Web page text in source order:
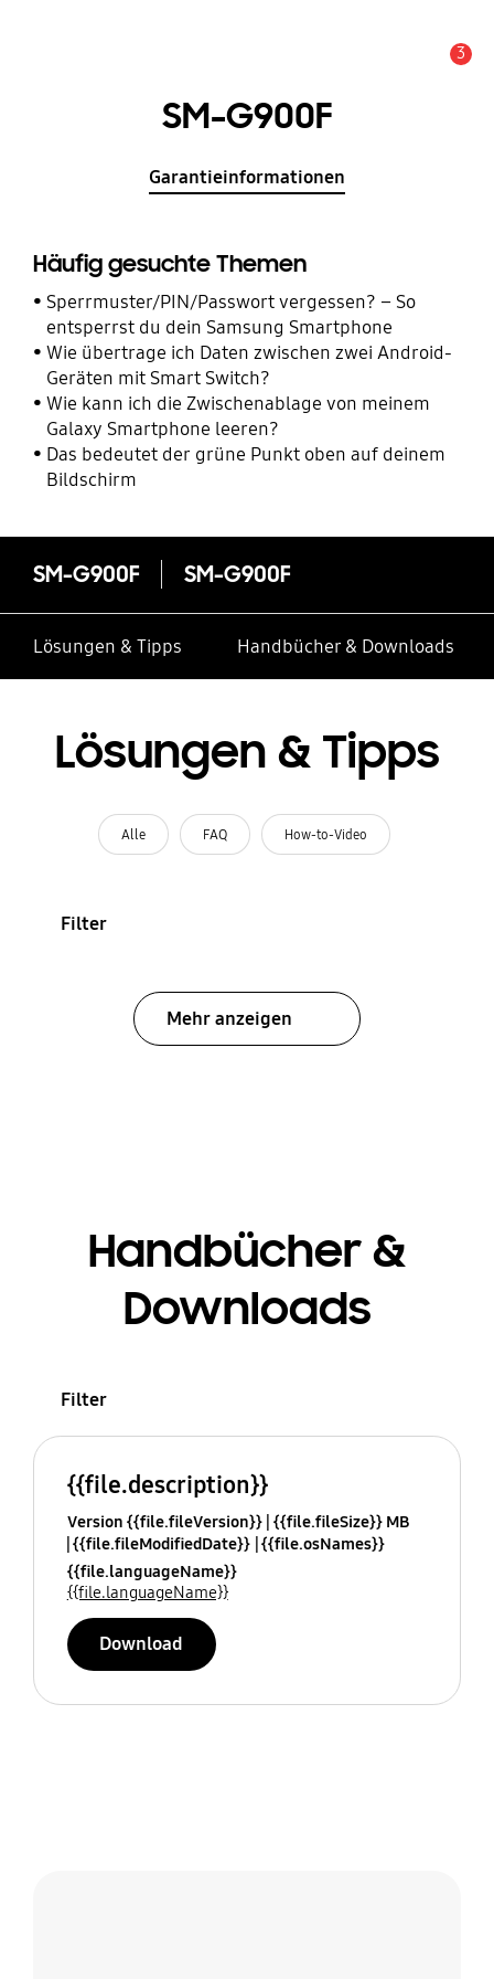
3
SM-G900F
Garantieinformationen
Häufig gesuchte Themen
Sperrmuster/PIN/Passwort vergessen? – So
entsperrst du dein Samsung Smartphone
Wie übertrage ich Daten zwischen zwei Android-
Geräten mit Smart Switch?
Wie kann ich die Zwischenablage von meinem
Galaxy Smartphone leeren?
Das bedeutet der grüne Punkt oben auf deinem
Bildschirm
SM-G900F SM-G900F
Lösungen & Tipps Handbücher & Downloads
Lösungen & Tipps
Alle FAQ How-to-Video
Filter
Mehr anzeigen
Handbücher &
Downloads
Filter
{{file.description}}
Version {{file.fileVersion}} {{file.fileSize}} MB
{{file.fileModifiedDate}} {{file.osNames}}
{{file.languageName}}
{{file.languageName}}
Download